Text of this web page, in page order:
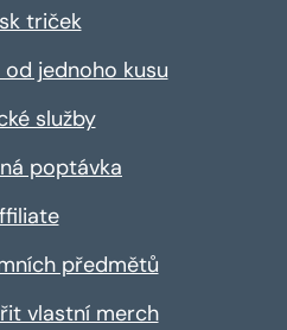
triček
jednoho kusu
služby
poptávka
předmětů
vlastní merch